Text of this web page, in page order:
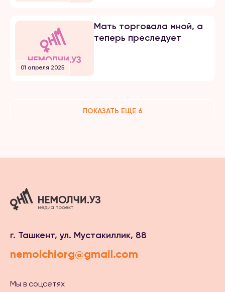
01 апреля 2025
Мать торговала мной, а
теперь преследует
ПОКАЗАТЬ ЕЩЕ 6
г. Ташкент, ул. Мустакиллик, 88
nemolchiorg@gmail.com
Мы в соцсетях